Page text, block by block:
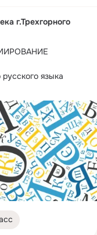
г.Трехгорного
языка